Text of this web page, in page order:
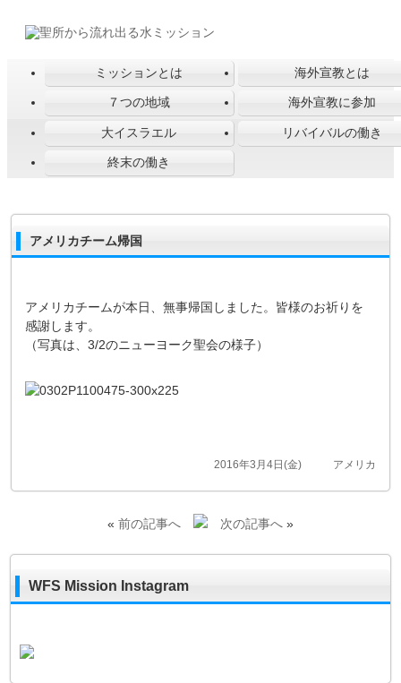
ミッションとは 海外宣教とは
７つの地域 海外宣教に参加
大イスラエル リバイバルの働き
終末の働き
アメリカチーム帰国
アメリカチームが本日、無事帰国しました。皆様のお祈りを
感謝します。
（写真は、3/2のニューヨーク聖会の様子）
2016年3月4日(金) アメリカ
« 前の記事へ 次の記事へ»
WFS Mission Instagram